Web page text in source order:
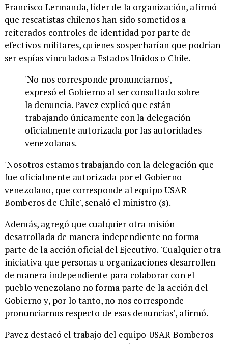
Francisco Lermanda, líder de la organización, afirmó
que rescatistas chilenos han sido sometidos a
reiterados controles de identidad por parte de
efectivos militares, quienes sospecharían que podrían
ser espías vinculados a Estados Unidos o Chile.
'No nos corresponde pronunciarnos',
expresó el Gobierno al ser consultado sobre
la denuncia. Pavez explicó que están
trabajando únicamente con la delegación
oficialmente autorizada por las autoridades
venezolanas.
'Nosotros estamos trabajando con la delegación que
fue oficialmente autorizada por el Gobierno
venezolano, que corresponde al equipo USAR
Bomberos de Chile', señaló el ministro (s).
Además, agregó que cualquier otra misión
desarrollada de manera independiente no forma
parte de la acción oficial del Ejecutivo. 'Cualquier otra
iniciativa que personas u organizaciones desarrollen
de manera independiente para colaborar con el
pueblo venezolano no forma parte de la acción del
Gobierno y, por lo tanto, no nos corresponde
pronunciarnos respecto de esas denuncias', afirmó.
Pavez destacó el trabajo del equipo USAR Bomberos